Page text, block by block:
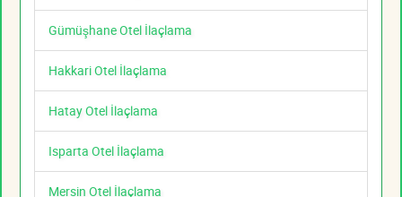
Gümüşhane Otel İlaçlama
Hakkari Otel İlaçlama
Hatay Otel İlaçlama
Isparta Otel İlaçlama
Mersin Otel İlaçlama